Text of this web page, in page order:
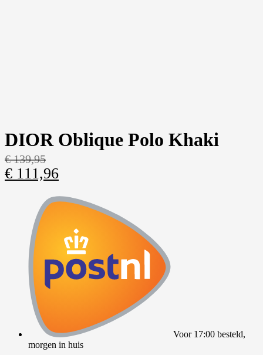
DIOR Oblique Polo Khaki
€139,95
€ 111,96
Voor 17:00 besteld,
morgen in huis